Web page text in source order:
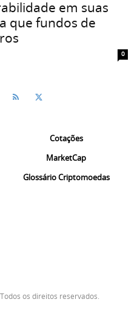
em suas
que fundos de
0
Cotações
MarketCap
Glossário Criptomoedas
os direitos reservados.